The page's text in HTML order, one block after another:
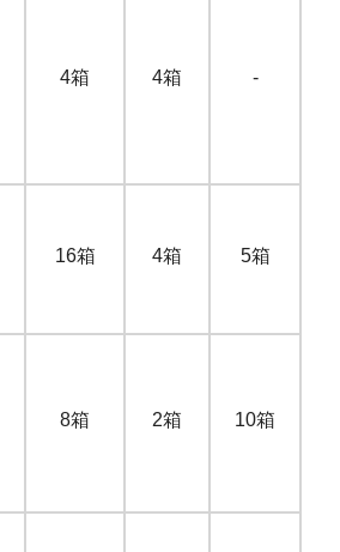
4箱 4箱 -
16箱 4箱 5箱
8箱 2箱 10箱